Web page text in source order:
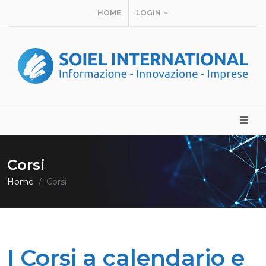
HOME LOGIN
Corsi
Home Corsi
I Corsi a calendario e